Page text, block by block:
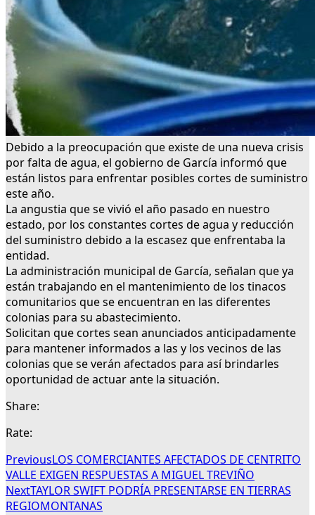
Debido a la preocupación que existe de una nueva crisis
por falta de agua, el gobierno de García informó que
están listos para enfrentar posibles cortes de suministro
este año.
La angustia que se vivió el año pasado en nuestro
estado, por los constantes cortes de agua y reducción
del suministro debido a la escasez que enfrentaba la
entidad.
La administración municipal de García, señalan que ya
están trabajando en el mantenimiento de los tinacos
comunitarios que se encuentran en las diferentes
colonias para su abastecimiento.
Solicitan que cortes sean anunciados anticipadamente
para mantener informados a las y los vecinos de las
colonias que se verán afectados para así brindarles
oportunidad de actuar ante la situación.
Share:
Rate:
PreviousLOS COMERCIANTES AFECTADOS DE CENTRITO
VALLE EXIGEN RESPUESTAS A MIGUEL TREVIÑO
NextTAYLOR SWIFT PODRÍA PRESENTARSE EN TIERRAS
REGIOMONTANAS